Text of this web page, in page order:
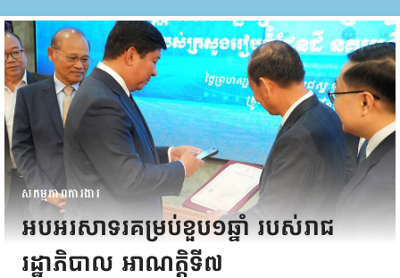
សកម្មភាពការងារ
អបអរសាទរគម្រប់ខួប១ឆ្នាំ របស់រាជ
រដ្ឋាភិបាល អាណត្តិទី៧